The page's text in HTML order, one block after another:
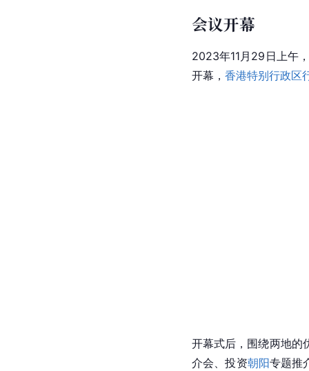
会议开幕
2023年11月29日上午
开幕， 香港特别行政区
开幕式后，围绕两地的
介会、投资朝阳专题推